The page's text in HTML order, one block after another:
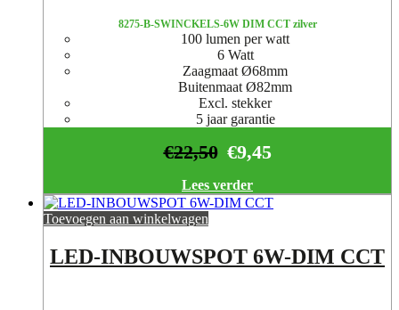
8275-B-SWINCKELS-6W DIM CCT zilver
100 lumen per watt
6 Watt
Zaagmaat Ø68mm
Buitenmaat Ø82mm
Excl. stekker
5 jaar garantie
€9,45
€22,50
Lees verder
Toevoegen aan winkelwagen
LED-INBOUWSPOT 6W-DIM CCT